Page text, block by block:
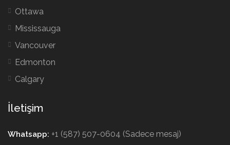
Ottawa
Mississauga
Vancouver
Edmonton
Calgary
İletişim
Whatsapp: +1 (587) 507-0604 (Sadece mesaj)